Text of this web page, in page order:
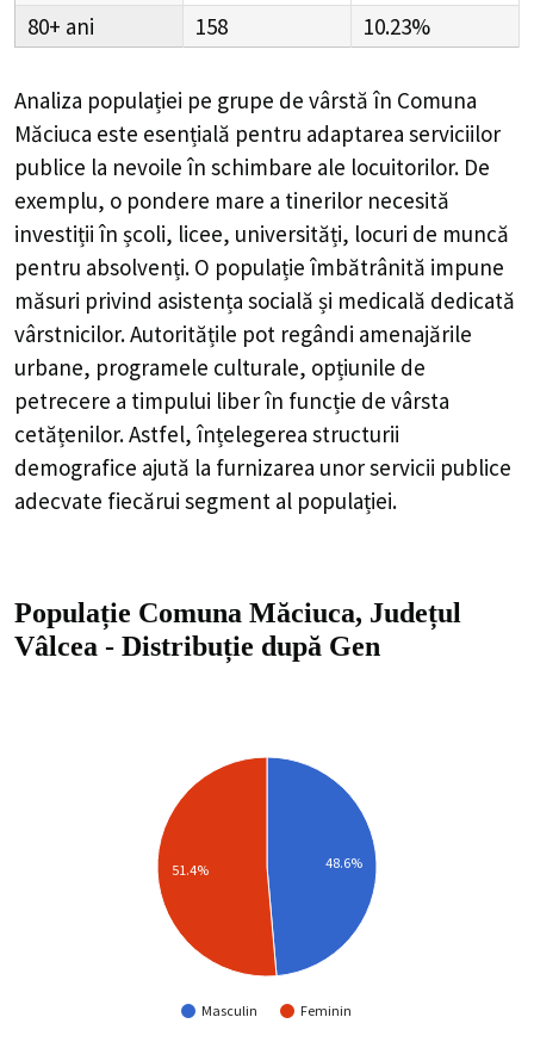
80+
158 10.23%
Analiza populației pe grupe de vârstă în Comuna
Măciuca este esențială pentru adaptarea serviciilor
publice la nevoile în schimbare ale locuitorilor. De
exemplu, o pondere mare a tinerilor necesită
investiții în școli, licee, universități, locuri de muncă
pentru absolvenți. O populație îmbătrânită impune
măsuri privind asistența socială și medicală dedicată
vârstnicilor. Autoritățile pot regândi amenajările
urbane, programele culturale, opțiunile de
petrecere a timpului liber în funcție de vârsta
cetățenilor. Astfel, înțelegerea structurii
demografice ajută la furnizarea unor servicii publice
adecvate fiecărui segment al populației.
Populație Comuna Măciuca, Județul
Vâlcea - Distribuție după Gen
Masculin Feminin
48.6%
51.4%